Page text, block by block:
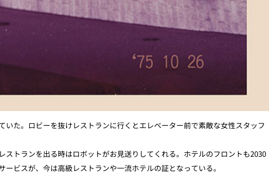
た。ロビーを抜けレストランに行くとエレベーター前で素敵な女性スタッフ
トランを出る時はロボットがお見送りしてくれる。ホテルのフロントも2030
ビスが、今は高級レストランや一流ホテルの証となっている。